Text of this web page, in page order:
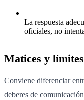
La respuesta
oficiales, no
Matices y límites
Conviene diferenciar
deberes de